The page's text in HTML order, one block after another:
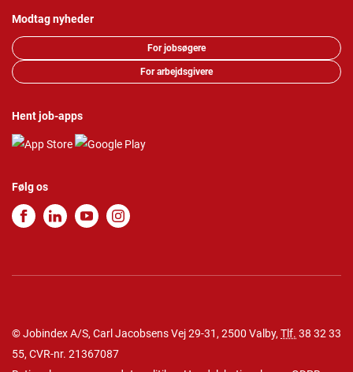
Modtag nyheder
For jobsøgere
For arbejdsgivere
Hent job-apps
Følg os
© Jobindex A/S, Carl Jacobsens Vej 29-31, 2500 Valby, Tlf. 38 32 33
55, CVR-nr. 21367087